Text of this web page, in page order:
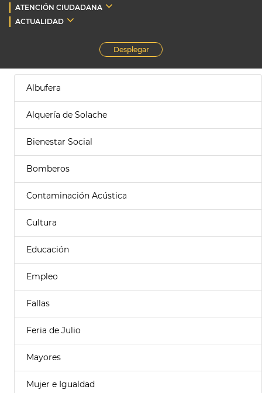
ATENCIÓN CIUDADANA
ACTUALIDAD
Desplegar
Albufera
Alquería de Solache
Bienestar Social
Bomberos
Contaminación Acústica
Cultura
Educación
Empleo
Fallas
Feria de Julio
Mayores
Mujer e Igualdad